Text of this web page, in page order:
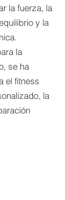
la fuerza, la
y la
la
se ha
el fitness
la